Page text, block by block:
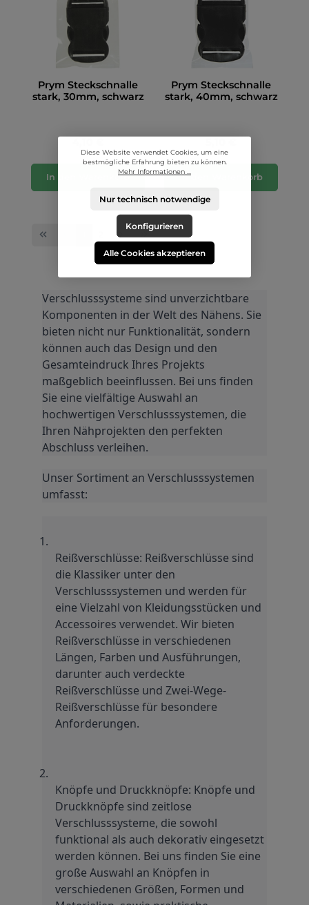
Prym Steckschnalle
stark, 30mm, schwarz
In den Warenkorb
Prym Steckschnalle
stark, 40mm, schwarz
In den Warenkorb
Verschlusssysteme sind unverzichtbare
Komponenten in der Welt des Nähens. Sie
bieten nicht nur Funktionalität, sondern
können auch das Design und den
Gesamteindruck Ihres Projekts
maßgeblich beeinflussen. Bei uns finden
Sie eine vielfältige Auswahl an
hochwertigen Verschlusssystemen, die
Ihren Nähprojekten den perfekten
Abschluss verleihen.
Unser Sortiment an Verschlusssystemen
umfasst:
Reißverschlüsse: Reißverschlüsse sind
die Klassiker unter den
Verschlusssystemen und werden für
eine Vielzahl von Kleidungsstücken und
Accessoires verwendet. Wir bieten
Reißverschlüsse in verschiedenen
Längen, Farben und Ausführungen,
darunter auch verdeckte
Reißverschlüsse und Zwei-Wege-
Reißverschlüsse für besondere
Anforderungen.
Knöpfe und Druckknöpfe: Knöpfe und
Druckknöpfe sind zeitlose
Verschlusssysteme, die sowohl
funktional als auch dekorativ eingesetzt
werden können. Bei uns finden Sie eine
große Auswahl an Knöpfen in
verschiedenen Größen, Formen und
Diese Website verwendet Cookies, um eine
bestmögliche Erfahrung bieten zu können.
Mehr Informationen ...
Nur technisch notwendige
Konfigurieren
Alle Cookies akzeptieren